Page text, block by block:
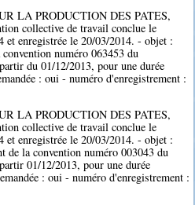
LA PRODUCTION DES PATES,
collective de travail conclue le
et enregistrée le 20/03/2014. - objet :
numéro 063453 du
du 01/12/2013, pour une durée
: oui - numéro d'enregistrement :
LA PRODUCTION DES PATES,
collective de travail conclue le
et enregistrée le 20/03/2014. - objet :
de la convention numéro 003043 du
01/12/2013, pour une durée
: oui - numéro d'enregistrement :